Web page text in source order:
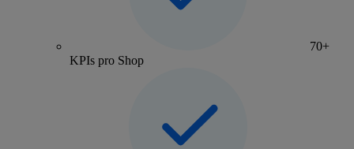
70+
KPIs pro Shop